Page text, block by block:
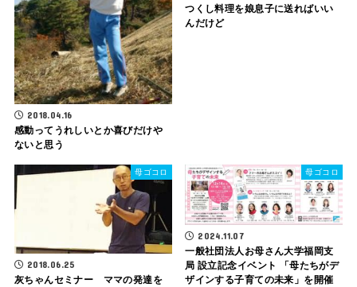
2018.04.16
感動ってうれしいとか喜びだけや
ないと思う
つくし料理を娘息子に送ればいい
んだけど
母ゴコロ
2018.06.25
灰ちゃんセミナー ママの発達を
母ゴコロ
2024.11.07
一般社団法人お母さん大学福岡支
局 設立記念イベント 「母たちがデ
ザインする子育ての未来」を開催